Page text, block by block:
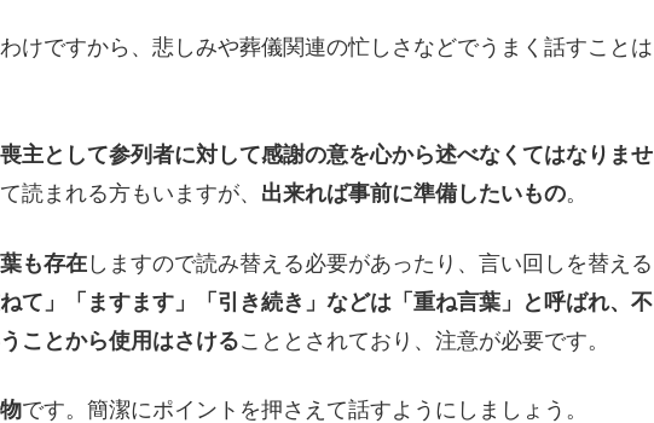
けですから、悲しみや葬儀関連の忙しさなどでうまく話すことは
喪主として参列者に対して感謝の意を心から述べなくてはなりませ
読まれる方もいますが、 出来れば事前に準備したいもの。
も存在しますので読み替える必要があったり、言い回しを替える
て」「ますます」「引き続き」などは「重ね言葉」と呼ばれ、不
ことから使用はさけることとされており、注意が必要です。
です。簡潔にポイントを押さえて話すようにしましょう。